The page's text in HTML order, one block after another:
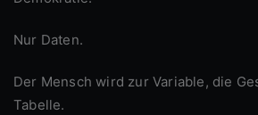
Nur Daten.
Der Mensch wird zur Variable, die Gesellschaft zur
Tabelle.